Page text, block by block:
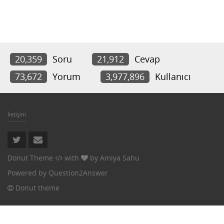
20,359 Soru 21,912
Cevap
73,672
Yorum 3,977,896 Kullanıcı
İletişim
Donut Theme with by Amiya Sahu
Powered by Question2Answer
Donut theme